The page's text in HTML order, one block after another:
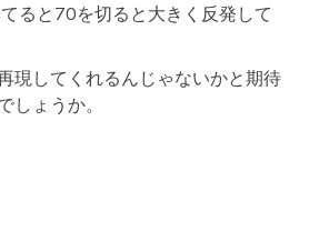
ると70を切ると大きく反発して
現してくれるんじゃないかと期待
しょうか。